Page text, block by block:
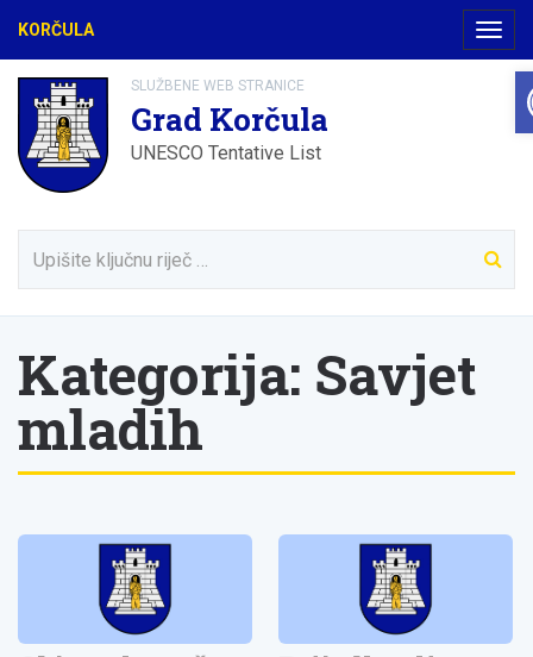
KORČULA
SLUŽBENE WEB STRANICE
Grad Korčula
UNESCO Tentative List
Kategorija: Savjet
mladih